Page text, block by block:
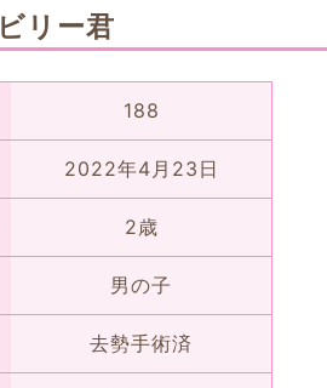
ビリー君
188
2022年4月23日
2歳
男の子
去勢手術済